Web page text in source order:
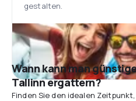
gestalten.
Wann kann man
Tallinn ergattern?
Finden Sie den idealen